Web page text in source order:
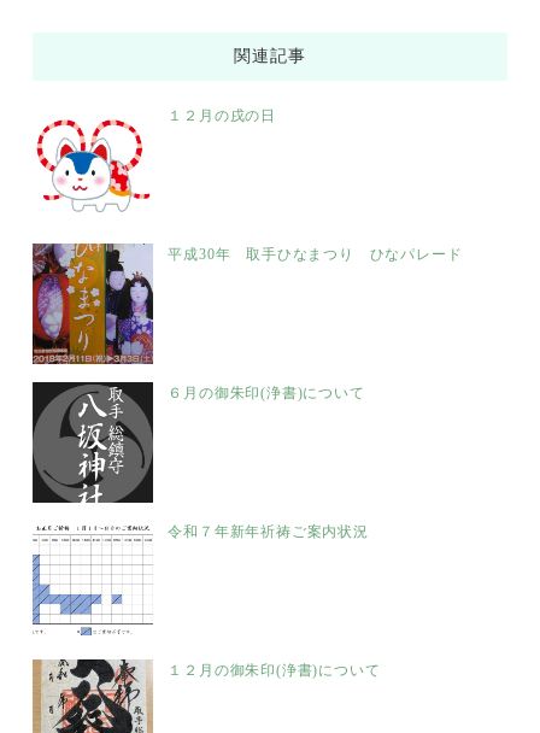
関連記事
１２月の戌の日
平成30年 取手ひなまつり ひなパレード
６月の御朱印(浄書)について
令和７年新年祈祷ご案内状況
１２月の御朱印(浄書)について